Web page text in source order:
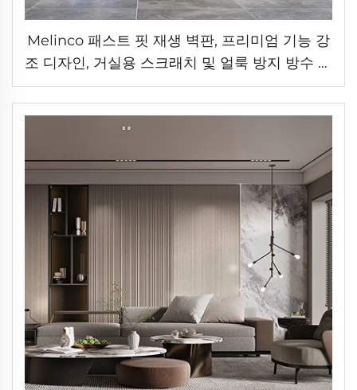
Melinco 패스트 핏 재생 벽판, 프리미엄 기능 강
조 디자인, 거실용 스크래치 및 얼룩 방지 방수 벽
패널